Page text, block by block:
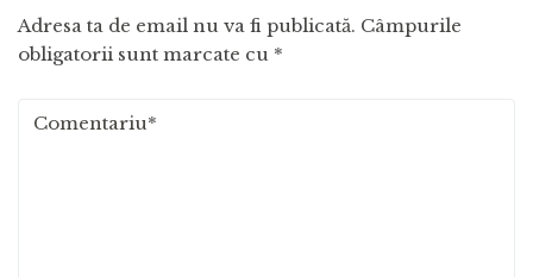
Adresa ta de email nu va fi publicată. Câmpurile
obligatorii sunt marcate cu *